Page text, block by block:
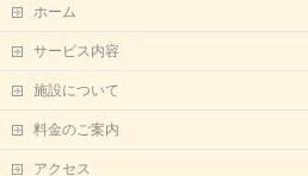
ホーム
サービス内容
施設について
料金のご案内
アクセス